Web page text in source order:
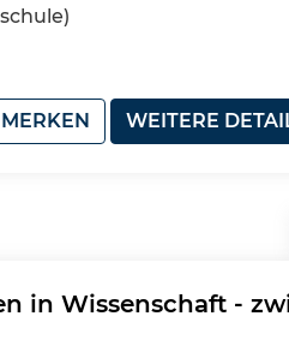
WEITERE
in Wissenschaft -